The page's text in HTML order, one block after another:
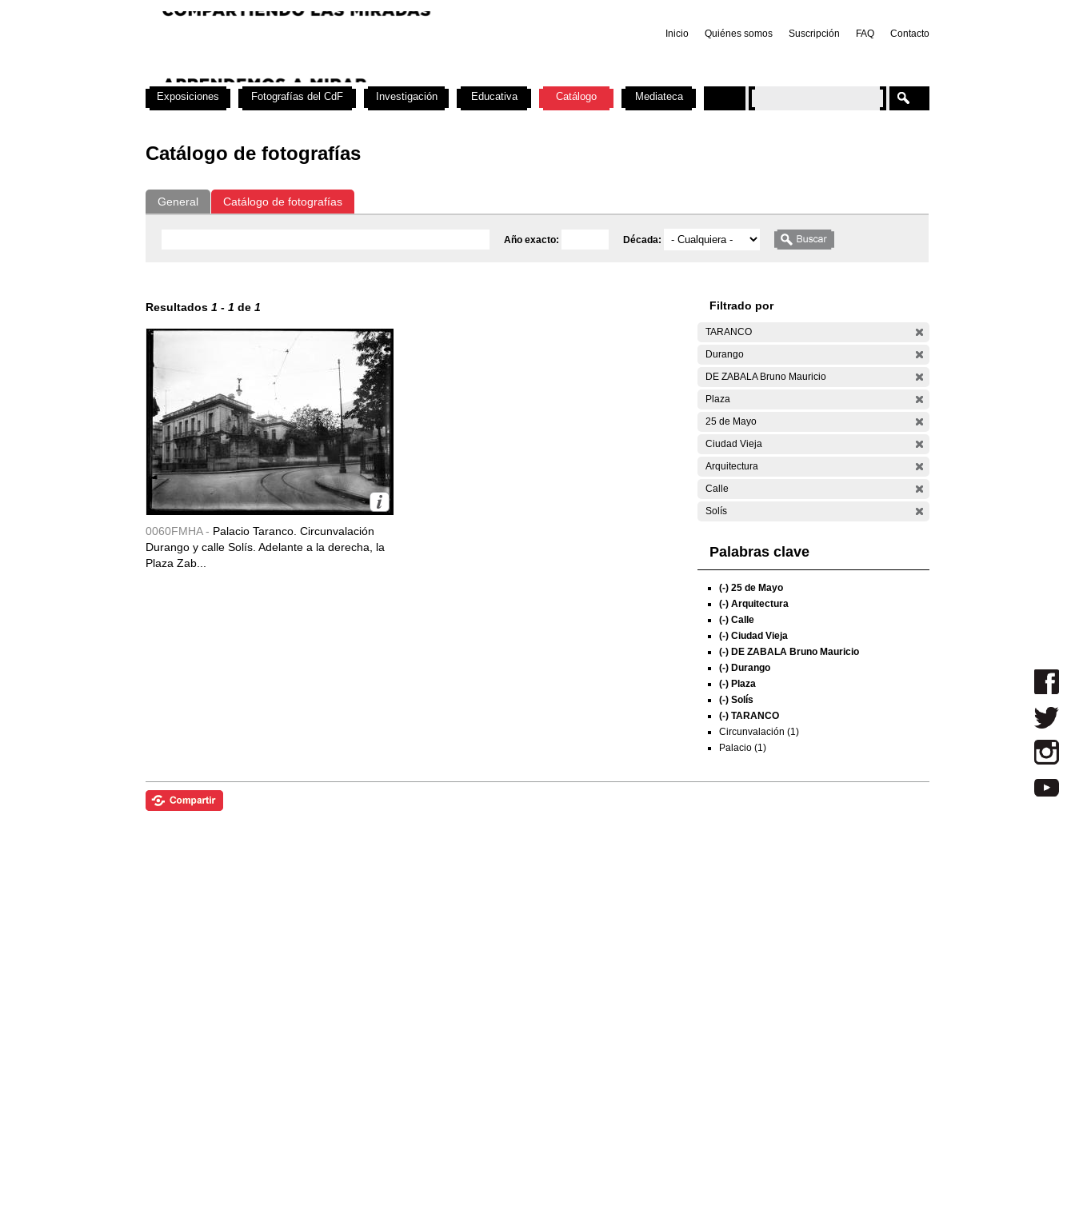
Inicio Quiénes somos Suscripción FAQ Contacto
Catálogo de fotografías
General Catálogo de fotografías
Año exacto: Década:
Resultados 1 - 1 de 1
0060FMHA - Palacio Taranco. Circunvalación
Durango y calle Solís. Adelante a la derecha, la
Plaza Zab...
Filtrado por
TARANCO
Durango
DE ZABALA Bruno Mauricio
Plaza
25 de Mayo
Ciudad Vieja
Arquitectura
Calle
Solís
Palabras clave
(-) 25 de Mayo
(-) Arquitectura
(-) Calle
(-) Ciudad Vieja
(-) DE ZABALA Bruno Mauricio
(-) Durango
(-) Plaza
(-) Solís
(-) TARANCO
Circunvalación (1)
Palacio (1)
Exposiciones Fotografías del CdF Investigación Educativa Catálogo Mediateca